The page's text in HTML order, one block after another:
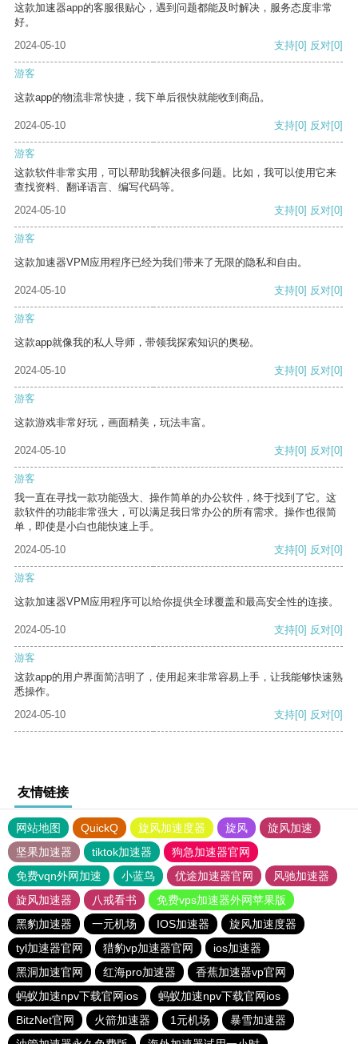
这款加速器app的客服很贴心，遇到问题都能及时解决，服务态度非常
好。
2024-05-10
支持[0] 反对[0]
游客
这款app的物流非常快捷，我下单后很快就能收到商品。
2024-05-10 支持[0] 反对[0]
游客
这款软件非常实用，可以帮助我解决很多问题。比如，我可以使用它来
查找资料、翻译语言、编写代码等。
2024-05-10
支持[0] 反对[0]
游客
这款加速器VPM应用程序已经为我们带来了无限的隐私和自由。
2024-05-10 支持[0] 反对[0]
游客
这款app就像我的私人导师，带领我探索知识的奥秘。
2024-05-10 支持[0] 反对[0]
游客
这款游戏非常好玩，画面精美，玩法丰富。
2024-05-10 支持[0] 反对[0]
游客
我一直在寻找一款功能强大、操作简单的办公软件，终于找到了它。这
款软件的功能非常强大，可以满足我日常办公的所有需求。操作也很简
单，即使是小白也能快速上手。
2024-05-10
支持[0] 反对[0]
游客
这款加速器VPM应用程序可以给你提供全球覆盖和最高安全性的连接。
2024-05-10 支持[0] 反对[0]
游客
这款app的用户界面简洁明了，使用起来非常容易上手，让我能够快速熟
悉操作。
2024-05-10
支持[0] 反对[0]
友情链接
网站地图 QuickQ 旋风加速度器 旋风
旋风加速
坚果加速器
tiktok加速器
狗急加速器官网
免费vqn外网加速
小蓝鸟 优途加速器官网
风驰加速器
旋风加速器
八戒看书
免费vps加速器外网苹果版
黑豹加速器
一元机场 IOS加速器
旋风加速度器
tyl加速器官网
猎豹vp加速器官网
ios加速器
黑洞加速官网
红海pro加速器
香蕉加速器vp官网
蚂蚁加速npv下载官网ios
蚂蚁加速npv下载官网ios
BitzNet官网
火箭加速器 1元机场
暴雪加速器